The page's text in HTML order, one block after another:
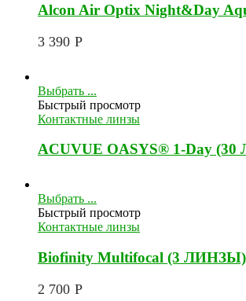
Alcon Air Optix Night&Day
3 390 Р
Выбрать ...
Быстрый просмотр
Контактные линзы
ACUVUE OASYS® 1-Day
Выбрать ...
Быстрый просмотр
Контактные линзы
Biofinity Multifocal (3 ЛИНЗЫ)
2 700 Р